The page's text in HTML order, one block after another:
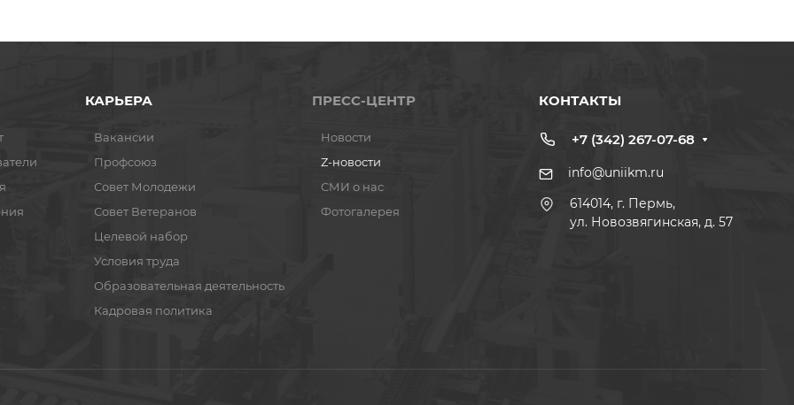
КАРЬЕРА
Вакансии
Профсоюз
Совет Молодежи
Совет Ветеранов
Целевой набор
Условия труда
Образовательная деятельность
Кадровая политика
ПРЕСС-ЦЕНТР
Новости
Z-новости
СМИ о нас
Фотогалерея
КОНТАКТЫ
+7 (342) 267-07-68
info@uniikm.ru
614014, г. Пермь,
ул. Новозвягинская, д. 57